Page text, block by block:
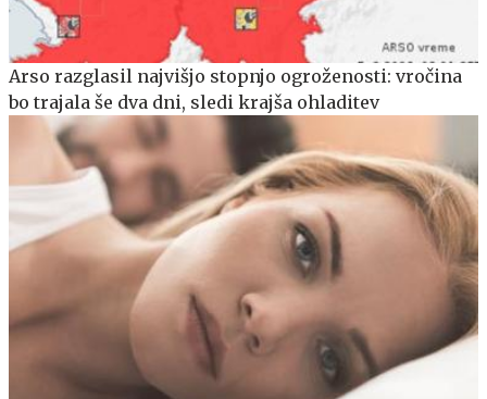
Arso razglasil najvišjo stopnjo ogroženosti: vročina
bo trajala še dva dni, sledi krajša ohladitev